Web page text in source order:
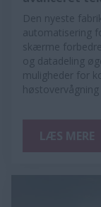
Den nyeste
automatisering
skærme
og datadeling
muligheder for